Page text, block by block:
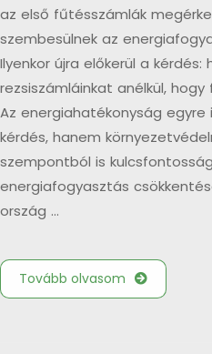
az első fűtésszámlák
szembesülnek az
Ilyenkor újra előkerül a
rezsiszámláinkat anélkül,
Az energiahatékonyság
kérdés, hanem
szempontból is
energiafogyasztás
ország …
Tovább olvasom